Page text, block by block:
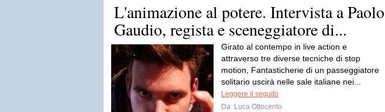
L'animazione al potere. Intervista a Paolo
Gaudio, regista e sceneggiatore di...
Girato al contempo in live action e
attraverso tre diverse tecniche di stop
motion, Fantasticherie di un passeggiatore
solitario uscirà nelle sale italiane nei...
Leggere il seguito
Da Luca Ottocento